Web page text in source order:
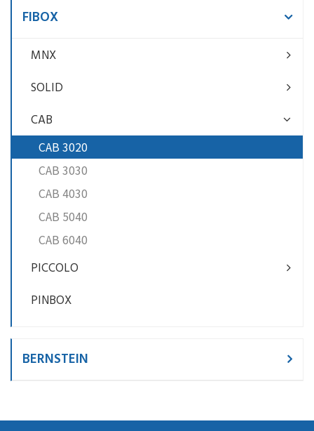
FIBOX
MNX
SOLID
CAB
CAB 3020
CAB 3030
CAB 4030
CAB 5040
CAB 6040
PICCOLO
PINBOX
BERNSTEIN